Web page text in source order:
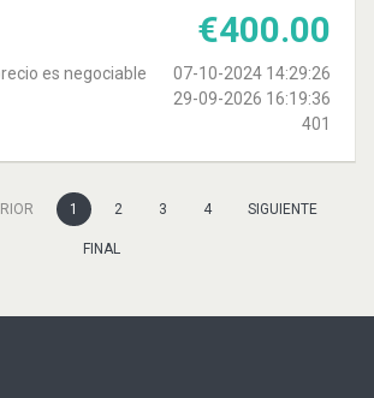
€400.00
es negociable
07-10-2024 14:29:26
29-09-2026 16:19:36
401
1 2 3 4 SIGUIENTE
FINAL